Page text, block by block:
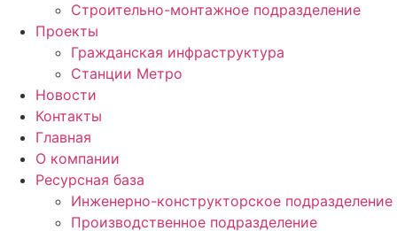
Строительно-монтажное подразделение
Проекты
Гражданская инфраструктура
Станции Метро
Новости
Контакты
Главная
О компании
Ресурсная база
Инженерно-конструкторское подразделение
Производственное подразделение